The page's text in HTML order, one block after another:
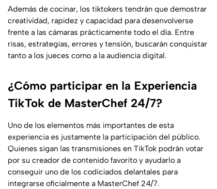
Además de cocinar, los tiktokers tendrán que demostrar
creatividad, rapidez y capacidad para desenvolverse
frente a las cámaras prácticamente todo el día. Entre
risas, estrategias, errores y tensión, buscarán conquistar
tanto a los jueces como a la audiencia digital.
¿Cómo participar en la Experiencia
TikTok de MasterChef 24/7?
Uno de los elementos más importantes de esta
experiencia es justamente la participación del público.
Quienes sigan las transmisiones en TikTok podrán votar
por su creador de contenido favorito y ayudarlo a
conseguir uno de los codiciados delantales para
integrarse oficialmente a MasterChef 24/7.